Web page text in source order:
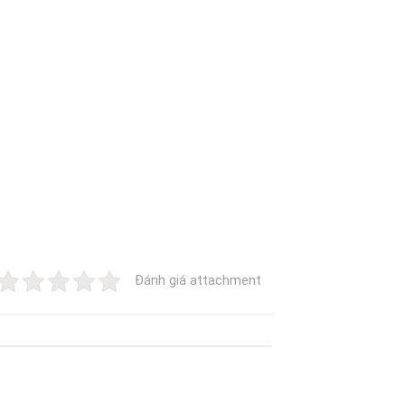
Đánh giá attachment